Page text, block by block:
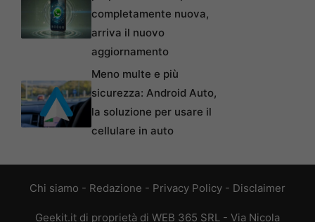
completamente nuova,
arriva il nuovo
aggiornamento
Meno multe e più
sicurezza: Android Auto,
la soluzione per usare il
cellulare in auto
Chi siamo - Redazione - Privacy Policy - Disclaimer
Geekit.it di proprietà di WEB 365 SRL - Via Nicola